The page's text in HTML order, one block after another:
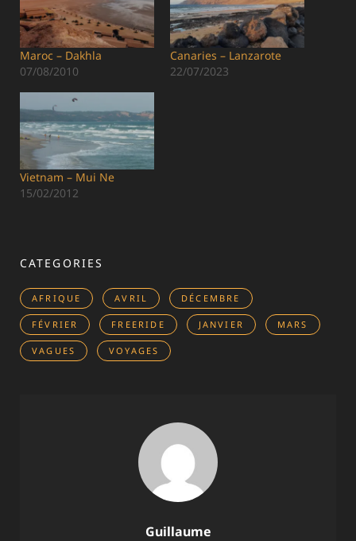
Maroc – Dakhla
07/08/2010
Canaries – Lanzarote
22/07/2023
Vietnam – Mui Ne
15/02/2012
CATEGORIES
AFRIQUE AVRIL DÉCEMBRE
FÉVRIER FREERIDE JANVIER MARS
VAGUES VOYAGES
Author:
Guillaume